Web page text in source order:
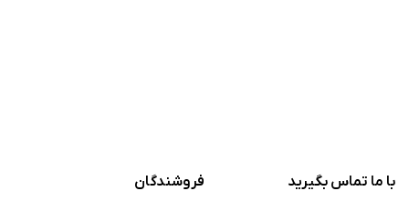
با ما تماس بگیرید فروشندگان